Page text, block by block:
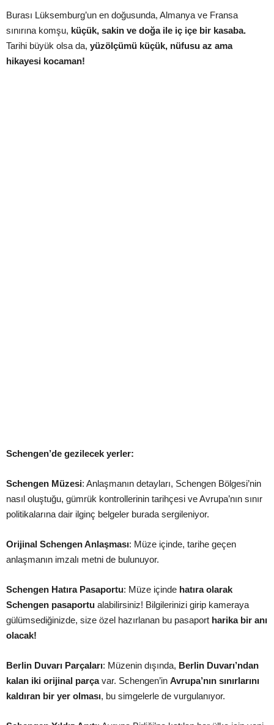
Burası Lüksemburg’un en doğusunda, Almanya ve Fransa
sınırına komşu, küçük, sakin ve doğa ile iç içe bir kasaba.
Tarihi büyük olsa da, yüzölçümü küçük, nüfusu az ama
hikayesi kocaman!
Schengen’de gezilecek yerler:
Schengen Müzesi: Anlaşmanın detayları, Schengen Bölgesi’nin
nasıl oluştuğu, gümrük kontrollerinin tarihçesi ve Avrupa’nın sınır
politikalarına dair ilginç belgeler burada sergileniyor.
Orijinal Schengen Anlaşması: Müze içinde, tarihe geçen
anlaşmanın imzalı metni de bulunuyor.
Schengen Hatıra Pasaportu: Müze içinde hatıra olarak
Schengen pasaportu alabilirsiniz! Bilgilerinizi girip kameraya
gülümsediğinizde, size özel hazırlanan bu pasaport harika bir anı
olacak!
Berlin Duvarı Parçaları: Müzenin dışında, Berlin Duvarı’ndan
kalan iki orijinal parçavar. Schengen’in Avrupa’nın sınırlarını
kaldıran bir yer olması, bu simgelerle de vurgulanıyor.